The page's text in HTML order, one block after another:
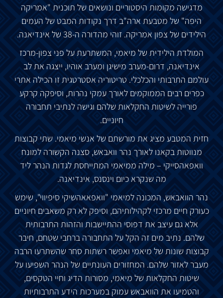
מדגישה מקומות היסטוריים ונושאים של תוכנית "אמריקה
היפה" של מטבעת ארה"ב דרך נקודות המבט של העמים
הילידים של צפון אמריקה. זוהי מהדורה ה-38 של אינדיאנה.
המולדת הילידית של מיאמי, המשתרעת על פני צפון-מרכז
אינדיאנה, דרום-מערב מישיגן ומערב אוהיו, ייצגה את לב
עולמם התרבותי והכלכלי. טריטוריה אסטרטגית זו הכילה אתרי
כפרים רבים הממוקמים לאורך עמקי נהרות, וסיפקה קרקע
פורייה לשיטות החקלאות שלהם וגישה לנתיבי תחבורה
חיוניים.
חזית המטבע מציג את מורשתם של אנשי מיאמי. שתי קבוצות
מנווטות בקאנו לאורך נהר וואבאש, סצנה הקשורה למונח
וואפאהסייקי – מילה ממיאמי המתייחסת לגדות הנהר ליד
מה שנקרא כיום וינסנס, אינדיאנה.
נהר הוואבאש, המכונה למיאמי "וואפאאהשיקי סיפיווי", שימש
כעורק חיים מרכזי לקהילותיהם, וסיפק לא רק משאבים חיוניים
אלא גם עיצב את דפוסי ההתיישבות והזהות התרבותית
שלהם. נתיב מים זה הקל על התחבורה ברחבי שטחם, חיבר
קבוצות שונות של מיאמי ואפשר רשתות סחר שהשתרעו הרבה
מעבר לאזור שלהם. המחזורים העונתיים של הנהר השפיעו על
שיטות החקלאות של מיאמי, מסורות הדיג וחיי הטקסים,
והטמיעו את הוואבאש עמוק במערכות הידע התרבותיות